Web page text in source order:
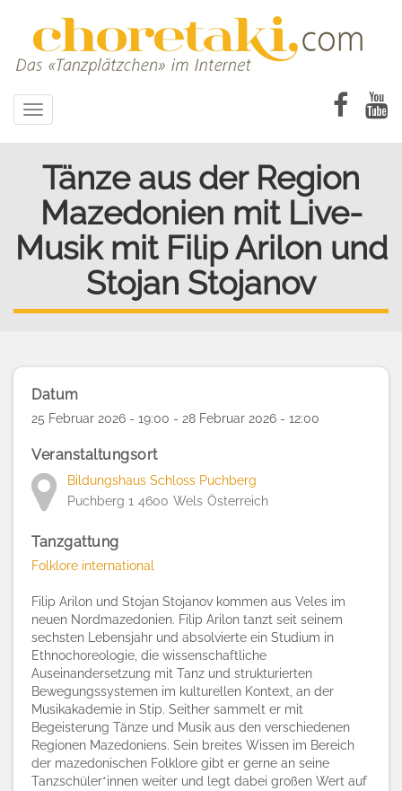
Toggle
navigation
Tänze aus der Region
Mazedonien mit Live-
Musik mit Filip Arilon und
Stojan Stojanov
Datum
25 Februar 2026 - 19:00 - 28 Februar 2026 - 12:00
Veranstaltungsort
Bildungshaus Schloss Puchberg
Puchberg 1 4600 Wels Österreich
Tanzgattung
Folklore international
Filip Arilon und Stojan Stojanov kommen aus Veles im
neuen Nordmazedonien. Filip Arilon tanzt seit seinem
sechsten Lebensjahr und absolvierte ein Studium in
Ethnochoreologie, die wissenschaftliche
Auseinandersetzung mit Tanz und strukturierten
Bewegungssystemen im kulturellen Kontext, an der
Musikakademie in Stip. Seither sammelt er mit
Begeisterung Tänze und Musik aus den verschiedenen
Regionen Mazedoniens. Sein breites Wissen im Bereich
der mazedonischen Folklore gibt er gerne an seine
Tanzschüler*innen weiter und legt dabei großen Wert auf